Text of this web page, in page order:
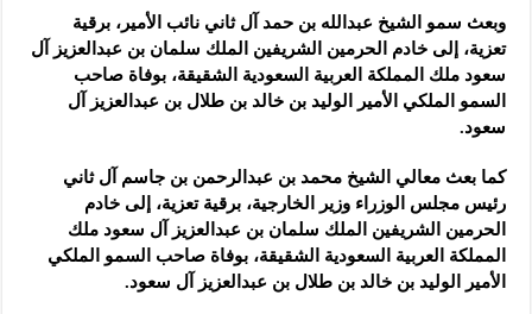
وبعث سمو الشيخ عبدالله بن حمد آل ثاني نائب الأمير، برقية
تعزية، إلى خادم الحرمين الشريفين الملك سلمان بن عبدالعزيز آل
سعود ملك المملكة العربية السعودية الشقيقة، بوفاة صاحب
السمو الملكي الأمير الوليد بن خالد بن طلال بن عبدالعزيز آل
سعود.
كما بعث معالي الشيخ محمد بن عبدالرحمن بن جاسم آل ثاني
رئيس مجلس الوزراء وزير الخارجية، برقية تعزية، إلى خادم
الحرمين الشريفين الملك سلمان بن عبدالعزيز آل سعود ملك
المملكة العربية السعودية الشقيقة، بوفاة صاحب السمو الملكي
الأمير الوليد بن خالد بن طلال بن عبدالعزيز آل سعود.